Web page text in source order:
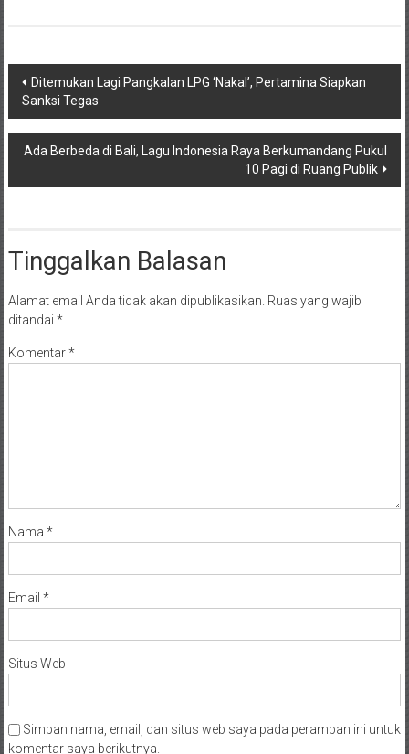
Navigasi
pos
Ditemukan Lagi Pangkalan LPG ‘Nakal’, Pertamina Siapkan
Sanksi Tegas
Ada Berbeda di Bali, Lagu Indonesia Raya Berkumandang Pukul
10 Pagi di Ruang Publik
Tinggalkan Balasan
Alamat email Anda tidak akan dipublikasikan. Ruas yang wajib
ditandai *
Komentar*
Nama *
Email *
Situs Web
Simpan nama, email, dan situs web saya pada peramban ini untuk
komentar saya berikutnya.